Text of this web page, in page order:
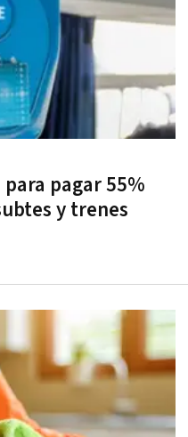
pagar 55%
y trenes